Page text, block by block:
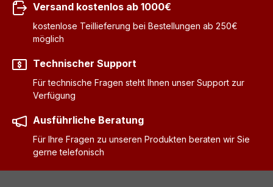
Versand kostenlos ab 1000€
kostenlose Teillieferung bei Bestellungen ab 250€
möglich
Technischer Support
Für technische Fragen steht Ihnen unser Support zur
Verfügung
Ausführliche Beratung
Für Ihre Fragen zu unseren Produkten beraten wir Sie
gerne telefonisch